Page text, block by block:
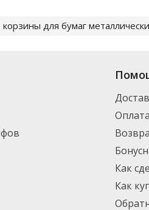
корзины для бумаг
Оплата
Как
Как